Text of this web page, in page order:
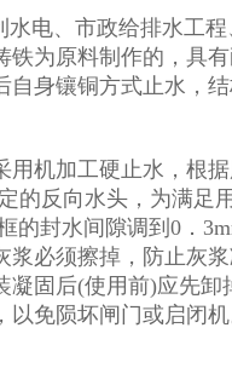
电、市政给排水工
铁为原料制作的，具
自身镶铜方式止水，
用机加工硬止水，根
的反向水头，为满足
的封水间隙调到0．
浆必须擦掉，防止灰
固后(使用前)应先卸
免陨坏闸门或启闭机